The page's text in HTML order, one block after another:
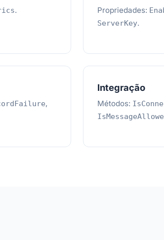
. Propriedades:
ServerKey.
,
Integração
Métodos: